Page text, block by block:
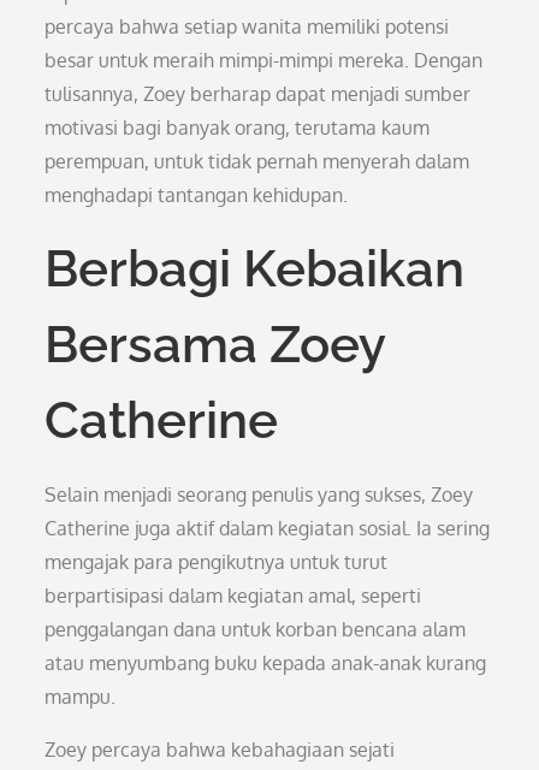
percaya bahwa setiap wanita memiliki potensi
besar untuk meraih mimpi-mimpi mereka. Dengan
tulisannya, Zoey berharap dapat menjadi sumber
motivasi bagi banyak orang, terutama kaum
perempuan, untuk tidak pernah menyerah dalam
menghadapi tantangan kehidupan.
Berbagi Kebaikan
Bersama Zoey
Catherine
Selain menjadi seorang penulis yang sukses, Zoey
Catherine juga aktif dalam kegiatan sosial. Ia sering
mengajak para pengikutnya untuk turut
berpartisipasi dalam kegiatan amal, seperti
penggalangan dana untuk korban bencana alam
atau menyumbang buku kepada anak-anak kurang
mampu.
Zoey percaya bahwa kebahagiaan sejati